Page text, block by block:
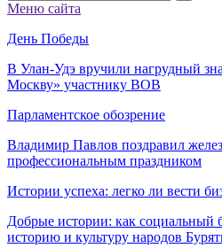
Меню сайта
День Победы
В Улан-Удэ вручили нагрудный
Москву» участнику ВОВ
Парламентское обозрение
Владимир Павлов поздравил
профессиональным праздником
Истории успеха: легко ли вести
Добрые истории: как социальный
историю и культуру народов